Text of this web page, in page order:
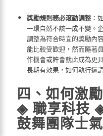
獎勵規則務必滾動調整：
一環自然不該一成不變。
調整為符合時宜的獎勵內
能比較受歡迎，然而隨著
作機會或許會就此成為更
長期有效果，如何執行還
四、如何激
◈ 職享科技
鼓舞團隊士氣